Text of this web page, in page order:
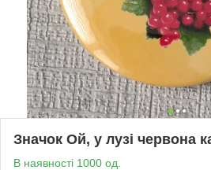
Значок Ой, у лузі червона
В наявності 1000 од.